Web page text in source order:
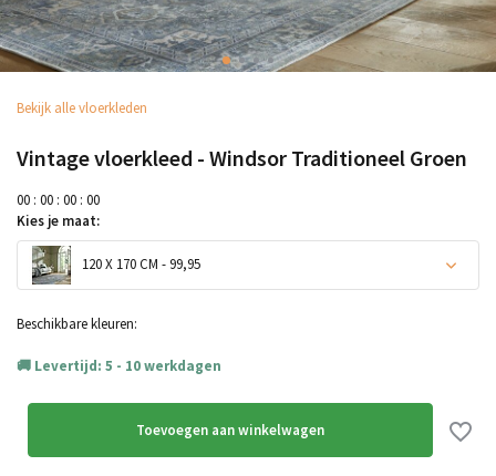
Bekijk alle vloerkleden
Vintage vloerkleed - Windsor Traditioneel Groen
00 : 00 : 00 : 00
Kies je maat:
120 X 170 CM - 99,95
Beschikbare kleuren:
Levertijd: 5 - 10 werkdagen
Toevoegen aan winkelwagen